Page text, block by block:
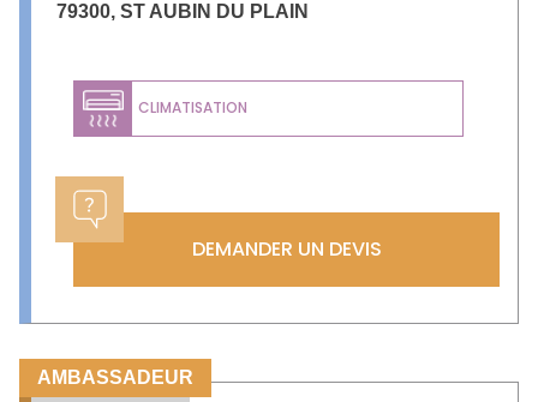
79300, ST AUBIN DU PLAIN
CLIMATISATION
DEMANDER UN DEVIS
AMBASSADEUR